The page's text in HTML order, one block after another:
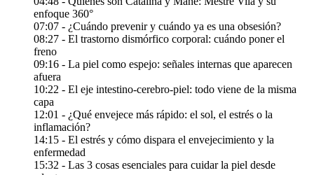
enfoque 360°
07:07 - ¿Cuándo prevenir y cuándo ya es una obsesión?
08:27 - El trastorno dismórfico corporal: cuándo poner el
freno
09:16 - La piel como espejo: señales internas que aparecen
afuera
10:22 - El eje intestino-cerebro-piel: todo viene de la misma
capa
12:01 - ¿Qué envejece más rápido: el sol, el estrés o la
inflamación?
14:15 - El estrés y cómo dispara el envejecimiento y la
enfermedad
15:32 - Las 3 cosas esenciales para cuidar la piel desde